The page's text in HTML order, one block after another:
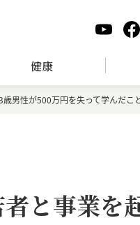
健康
男性が500万円を失って学んだこ
と事業を